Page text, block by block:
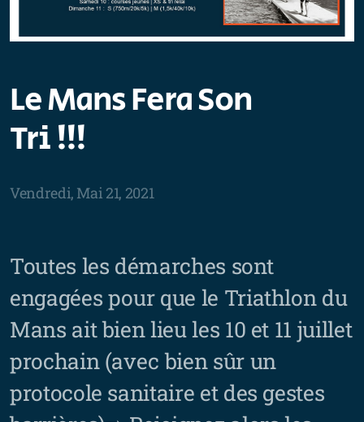
Le Mans Fera Son
Tri !!!
Vendredi, Mai 21, 2021
Toutes les démarches sont
engagées pour que le Triathlon du
Mans ait bien lieu les 10 et 11 juillet
prochain (avec bien sûr un
protocole sanitaire et des gestes